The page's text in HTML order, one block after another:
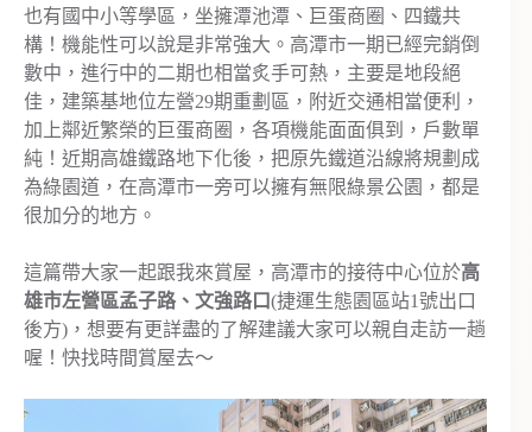
也有國中小等學區，坐擁潭池潭、巨蛋商圈、四鐵共
構！機能性可以說是非常強大。高潭市一期已經完銷倒
數中，進行中的二期也相當炙手可熱，主要是地段絕
佳，建築基地位左營29期重劃區，附近交通相當便利，
加上鄰近繁榮的巨蛋商圈，各項機能面面俱到，戶數單
純！近期高雄鐵路地下化後，把原先鐵道沿線將規劃成
為綠園道，在高潭市一旁可以擁有無限綠景公園，都是
很加分的地方。
這篇帶大家一起跟我來賞屋，高潭市的接待中心位於高
雄市左營區孟子路、文強路口(捷運生態園區站1號出口
後方)，想要有更詳盡的了解建議大家可以親自走訪一趟
喔！快找時間賞屋去～